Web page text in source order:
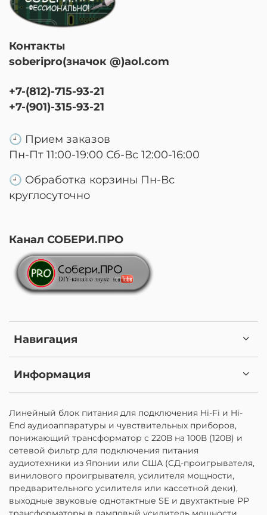
Навигация
Информация
Контакты
soberipro(значок @)aol.com
+7-(812)-715-93-21
+7-(901)-315-93-21
🕘 Прием заказов
Пн-Пт 11:00-19:00 Сб-Вс 12:00-16:00
🕘 Обработка корзины Пн-Вс
круглосуточно
Канал СОБЕРИ.ПРО
Линейный блок питания для подключения Hi-Fi и Hi-
End аудиоаппаратуры и чувствительных приборов,
понижающий трансформатор с 220В на 100В (120В) и
сетевой фильтр для подключения питания
аудиотехники из Японии или США (СД-проигрывателя,
винилового проигрывателя, усилителя мощности,
предварительного усилителя или кассетной деки),
выходные звуковые однотактные SE и двухтактные PP